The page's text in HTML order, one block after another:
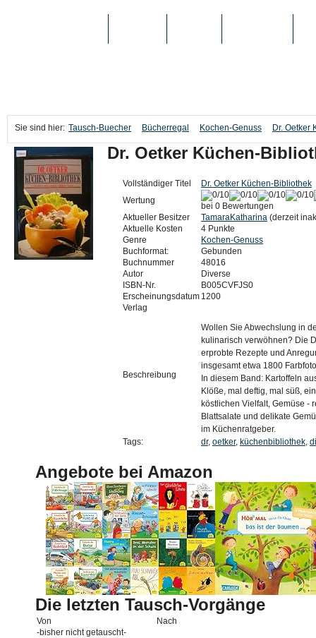
Sie sind hier: Tausch-Buecher Bücherregal Kochen-Genuss Dr. Oetker
Dr. Oetker Küchen-
Vollständiger Titel
Dr. Oetker Küchen-Bibliothek
Wertung
bei 0 Bewertungen
Aktueller Besitzer
TamaraKatharina (derzeit
Aktuelle Kosten
4 Punkte
Genre
Kochen-Genuss
Buchformat:
Gebunden
Buchnummer
48016
Autor
Diverse
ISBN-Nr.
B005CVFJS0
Erscheinungsdatum 1200
Verlag
Beschreibung
Wollen Sie Abwechslung in
kulinarisch verwöhnen? Die
erprobte Rezepte und
insgesamt etwa 1800
In diesem Band: Kartoffeln
Klöße, mal deftig, mal süß,
köstlichen Vielfalt, Gemüse -
Blattsalate und delikate
im Küchenratgeber.
Tags:
dr, oetker, küchenbibliothek,
Angebote bei Amazon
Die letzten Tausch-Vorgänge
Von
Nach
-bisher nicht getauscht-